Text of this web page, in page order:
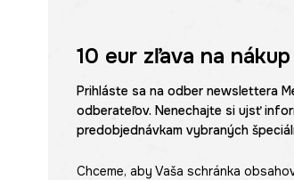
10 eurzľava na
Prihláste sa na odber newslettera
odberateľov. Nenechajte si ujsť
predobjednávkam vybraných
Chceme, aby Vaša schránka